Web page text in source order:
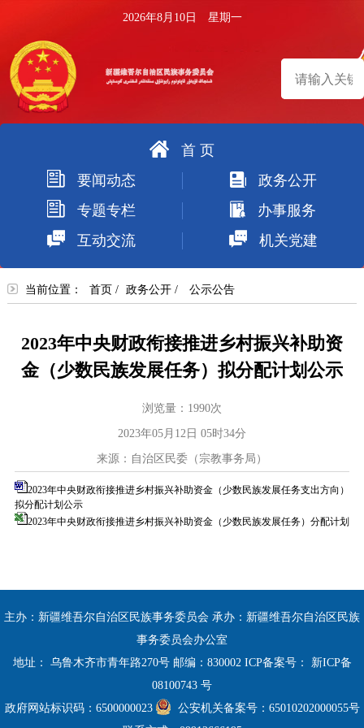
2026年8月10日 星期一
索
首 页
要闻动态
政务公开
专题专栏
办事服务
互动交流
机关党建
当前位置： 首页 / 政务公开/ 公示公告
2023年中央财政衔接推进乡村振兴补助资
金（少数民族发展任务）拟分配计划公示
浏览量： 1990次
2023年05月12日 05时34分
来源：自治区民委（宗教事务局）
2023年中央财政衔接推进乡村振兴补助资金（少数民族发展任务支出方向）
拟分配计划公示
2023年中央财政衔接推进乡村振兴补助资金（少数民族发展任务）分配计划
主办：新疆维吾尔自治区民族事务委员会 承办：新疆维吾尔自治区民族
事务委员会办公室
地址： 乌鲁木齐市青年路270号 邮编：830002 ICP备案号： 新ICP备
08100743 号
政府网站标识码：6500000023
公安机关备案号：65010202000055号